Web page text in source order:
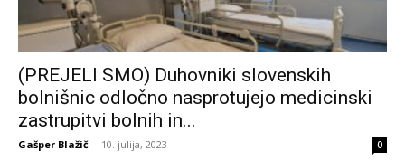
(PREJELI SMO) Duhovniki slovenskih
bolnišnic odločno nasprotujejo medicinski
zastrupitvi bolnih in...
Gašper Blažič - 10. julija, 2023 0